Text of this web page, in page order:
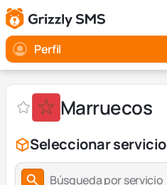
Perfil
Marruecos
Seleccionar servicio
Búsqueda por servicio